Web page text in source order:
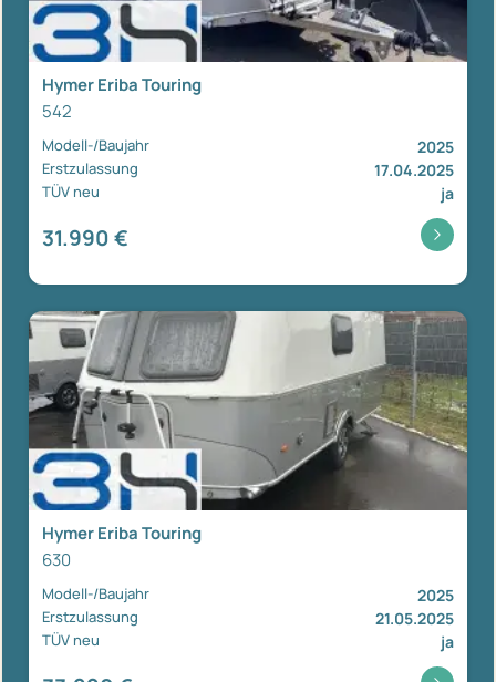
Hymer Eriba Touring
542
Modell-/Baujahr 2025
Erstzulassung 17.04.2025
TÜV neu ja
31.990 €
Hymer Eriba Touring
630
Modell-/Baujahr 2025
Erstzulassung 21.05.2025
TÜV neu ja